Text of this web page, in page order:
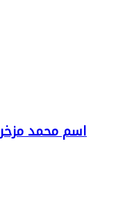
اسم محمد